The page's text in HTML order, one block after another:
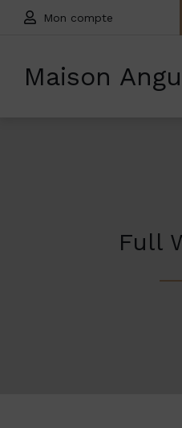
Mon compte
Maison
Full